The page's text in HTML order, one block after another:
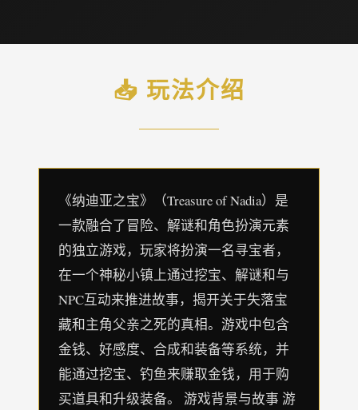
📥 玩法介绍
《纳迪亚之宝》（Treasure of Nadia）是
一款融合了冒险、解谜和角色扮演元素
的独立游戏，玩家将扮演一名寻宝者，
在一个神秘小镇上通过挖宝、解谜和与
NPC互动来推进故事，揭开关于失落宝
藏和主角父亲之死的真相。游戏中包含
金钱、好感度、合成和装备等系统，并
能通过挖宝、钓鱼来赚取金钱，用于购
买道具和升级装备。 游戏背景与故事 游